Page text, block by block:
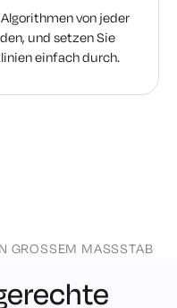
von jeder
und setzen Sie
einfach durch.
GROSSEM MASSSTAB